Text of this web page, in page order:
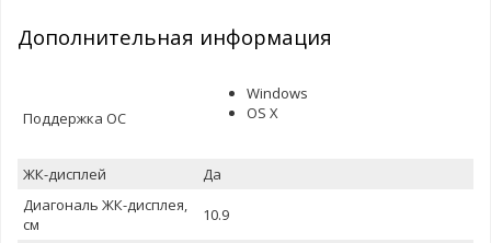
Дополнительная информация
Поддержка ОС
Windows
OS X
ЖК-дисплей
Да
Диагональ ЖК-дисплея,
см
10.9